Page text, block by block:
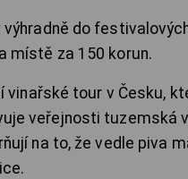
do
místě za 150 korun.
tour v Česku,
veřejnosti tuzemská
na to, že vedle piva